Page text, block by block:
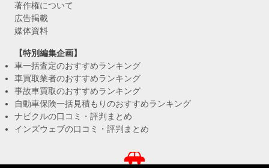
著作権について
広告掲載
媒体資料
【特別編集企画】
車一括査定のおすすめランキング
車買取業者のおすすめランキング
事故車買取のおすすめランキング
自動車保険一括見積もりのおすすめランキング
ナビクルの口コミ・評判まとめ
インズウェブの口コミ・評判まとめ